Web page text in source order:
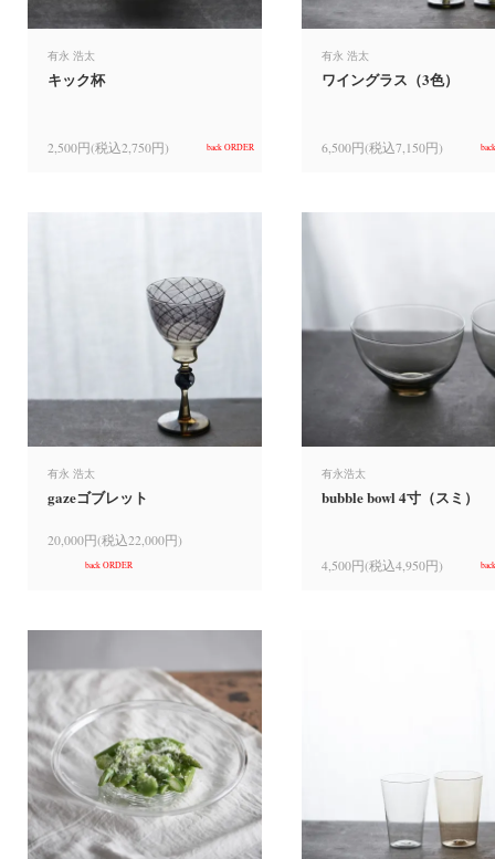
有永 浩太
キック杯
2,500円(税込2,750円) back ORDER
有永 浩太
ワイングラス（3色）
6,500円(税込7,150円)
有永 浩太
gazeゴブレット
20,000円(税込22,000円)
back ORDER
有永浩太
bubble bowl 4寸（スミ）
4,500円(税込4,950円)